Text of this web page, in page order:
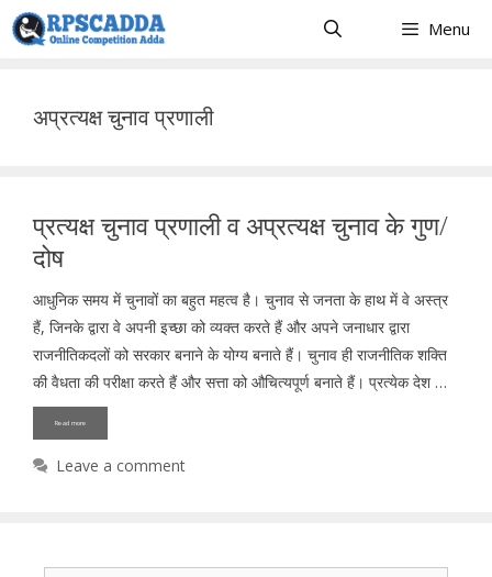
Skip
to
Menu
अप्रत्यक्ष चुनाव प्रणाली
प्रत्यक्ष चुनाव प्रणाली व अप्रत्यक्ष चुनाव के गुण/
दोष
आधुनिक समय में चुनावों का बहुत महत्व है। चुनाव से जनता के हाथ में वे अस्त्र
हैं, जिनके द्वारा वे अपनी इच्छा को व्यक्त करते हैं और अपने जनाधार द्वारा
राजनीतिकदलों को सरकार बनाने के योग्य बनाते हैं। चुनाव ही राजनीतिक शक्ति
की वैधता की परीक्षा करते हैं और सत्ता को औचित्यपूर्ण बनाते हैं। प्रत्येक देश …
Read more
Leave a comment